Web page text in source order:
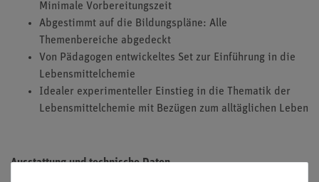
Minimale Vorbereitungszeit
Abgestimmt auf die Bildungspläne: Alle
Themenbereiche abgedeckt
Von Pädagogen entwickeltes Set zur Einführung in die
Lebensmittelchemie
Idealer experimenteller Einstieg in die Thematik der
Lebensmittelchemie mit Bezügen zum alltäglichen Leben
Ausstattung und technische Daten